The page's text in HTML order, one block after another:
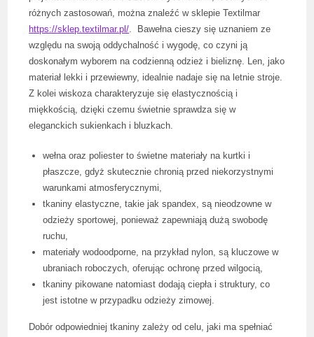
różnych zastosowań, można znaleźć w sklepie Textilmar
https://sklep.textilmar.pl/. Bawełna cieszy się uznaniem ze
względu na swoją oddychalność i wygodę, co czyni ją
doskonałym wyborem na codzienną odzież i bieliznę. Len, jako
materiał lekki i przewiewny, idealnie nadaje się na letnie stroje.
Z kolei wiskoza charakteryzuje się elastycznością i
miękkością, dzięki czemu świetnie sprawdza się w
eleganckich sukienkach i bluzkach.
wełna oraz poliester to świetne materiały na kurtki i
płaszcze, gdyż skutecznie chronią przed niekorzystnymi
warunkami atmosferycznymi,
tkaniny elastyczne, takie jak spandex, są nieodzowne w
odzieży sportowej, ponieważ zapewniają dużą swobodę
ruchu,
materiały wodoodporne, na przykład nylon, są kluczowe w
ubraniach roboczych, oferując ochronę przed wilgocią,
tkaniny pikowane natomiast dodają ciepła i struktury, co
jest istotne w przypadku odzieży zimowej.
Dobór odpowiedniej tkaniny zależy od celu, jaki ma spełniać